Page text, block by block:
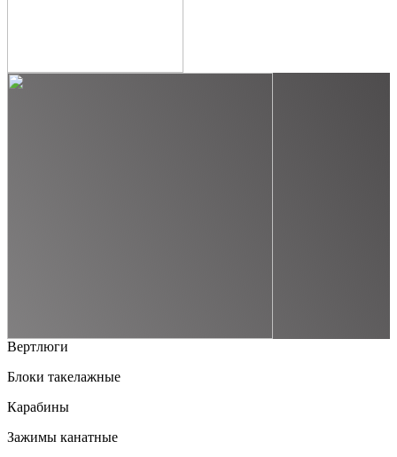
Вертлюги
Блоки такелажные
Карабины
Зажимы канатные